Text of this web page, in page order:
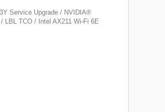
Service Upgrade / NVIDIA®
LBL TCO / Intel AX211 Wi-Fi 6E